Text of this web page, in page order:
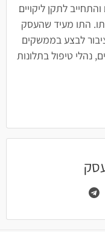
לתקן ליקויים
התו מעיד שהעסק
לבצע בממשקים
נהלי טיפול בתלונות